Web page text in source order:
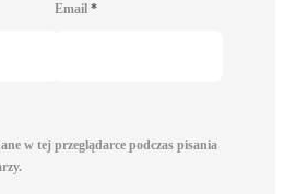
Email *
w tej przeglądarce podczas pisania